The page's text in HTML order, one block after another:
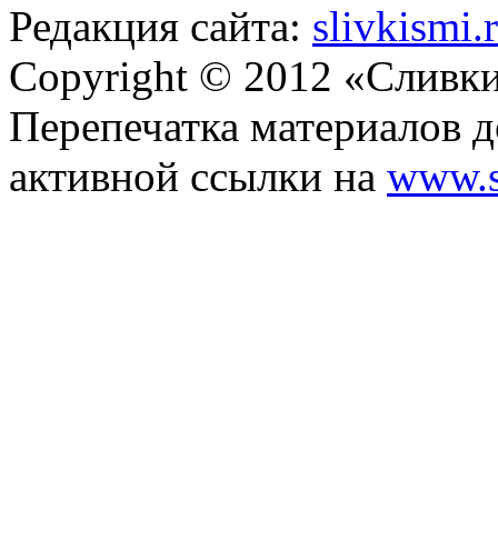
Редакция сайта:
Copyright © 2012
Перепечатка материалов
активной ссылки на